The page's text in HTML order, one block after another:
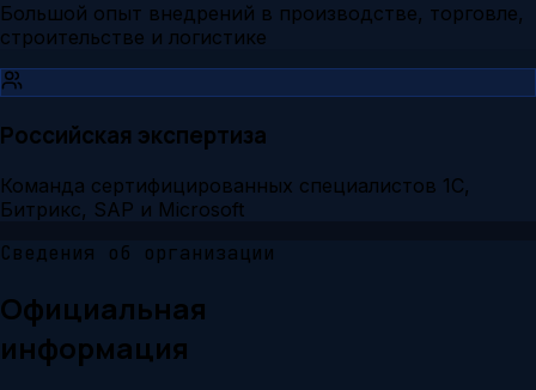
Большой опыт внедрений в производстве, торговле,
строительстве и логистике
Российская экспертиза
Команда сертифицированных специалистов 1С,
Битрикс, SAP и Microsoft
Сведения об организации
Официальная
информация